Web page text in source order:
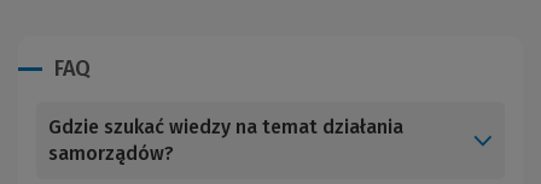
FAQ
Gdzie szukać wiedzy na temat działania
samorządów?